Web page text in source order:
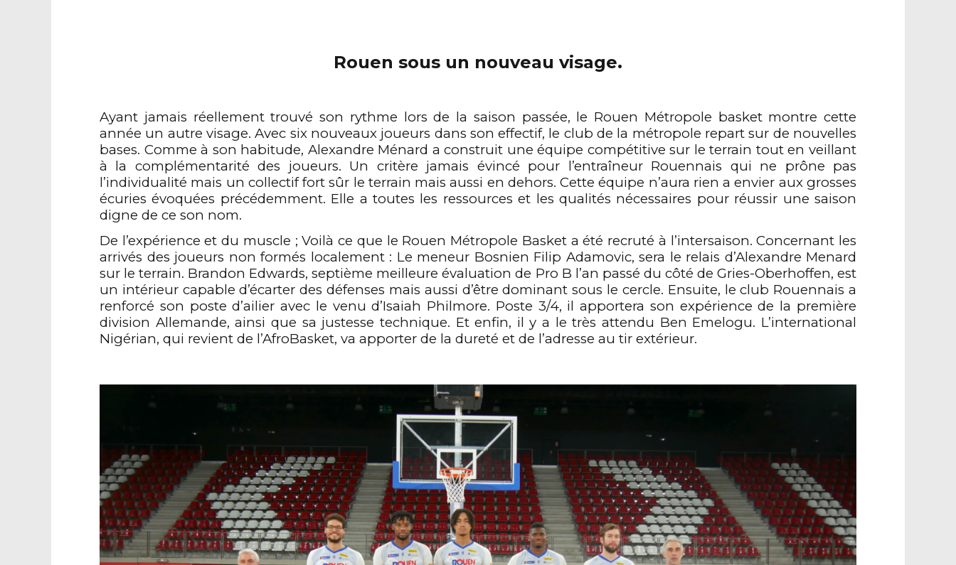
Rouen sous un nouveau visage.
Ayant jamais réellement trouvé son rythme lors de la saison passée, le Rouen Métropole basket montre cette
année un autre visage. Avec six nouveaux joueurs dans son effectif, le club de la métropole repart sur de nouvelles
bases. Comme à son habitude, Alexandre Ménard a construit une équipe compétitive sur le terrain tout en veillant
à la complémentarité des joueurs. Un critère jamais évincé pour l’entraîneur Rouennais qui ne prône pas
l’individualité mais un collectif fort sûr le terrain mais aussi en dehors. Cette équipe n’aura rien a envier aux grosses
écuries évoquées précédemment. Elle a toutes les ressources et les qualités nécessaires pour réussir une saison
digne de ce son nom.
De l’expérience et du muscle ; Voilà ce que le Rouen Métropole Basket a été recruté à l’intersaison. Concernant les
arrivés des joueurs non formés localement : Le meneur Bosnien Filip Adamovic, sera le relais d’Alexandre Menard
sur le terrain. Brandon Edwards, septième meilleure évaluation de Pro B l’an passé du côté de Gries-Oberhoffen, est
un intérieur capable d’écarter des défenses mais aussi d’être dominant sous le cercle. Ensuite, le club Rouennais a
renforcé son poste d’ailier avec le venu d’Isaiah Philmore. Poste 3/4, il apportera son expérience de la première
division Allemande, ainsi que sa justesse technique. Et enfin, il y a le très attendu Ben Emelogu. L’international
Nigérian, qui revient de l’AfroBasket, va apporter de la dureté et de l’adresse au tir extérieur.